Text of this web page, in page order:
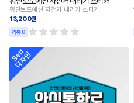
횡단보도에선 자전거 내리기 스티커
13,200원
리뷰 0